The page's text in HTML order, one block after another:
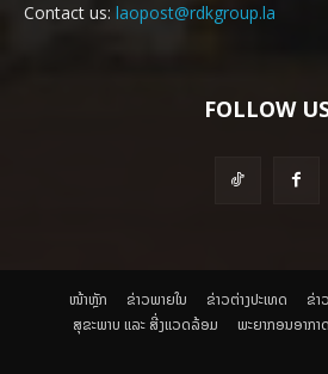
Contact us: laopost@rdkgroup.la
FOLLOW
ໜ້າຫຼັກ ຂ່າວພາຍ​ໃນ ຂ່າວຕ່າງປະເທດ ຂ່າ
ສຸຂະພາບ ແລະ ສີ່ງແວດລ້ອມ
ພະຍາກອນອາກາດ